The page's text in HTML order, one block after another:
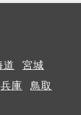
道
宮城
兵庫
鳥取